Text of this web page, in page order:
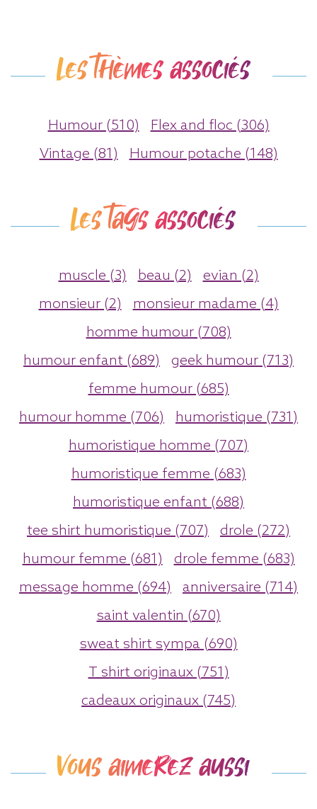
Les thèmes associés
Humour (510)
Flex and floc (306)
Vintage (81)
Humour potache (148)
Les tags associés
muscle (3) beau (2)
evian (2)
monsieur (2)
monsieur madame (4)
homme humour (708)
humour enfant (689)
geek humour (713)
femme humour (685)
humour homme (706)
humoristique (731)
humoristique homme (707)
humoristique femme (683)
humoristique enfant (688)
tee shirt humoristique (707)
drole (272)
humour femme (681)
drole femme (683)
message homme (694)
anniversaire (714)
saint valentin (670)
sweat shirt sympa (690)
T shirt originaux (751)
cadeaux originaux (745)
Vous aimerez aussi